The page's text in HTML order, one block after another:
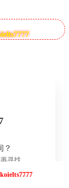
koielts7777